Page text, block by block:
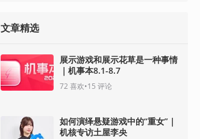
文章精选
展示游戏和展示花草是一种事情
｜机事本8.1-8.7
72 喜欢•15 评论
如何演绎悬疑游戏中的“重女”｜
机核专访土屋李央